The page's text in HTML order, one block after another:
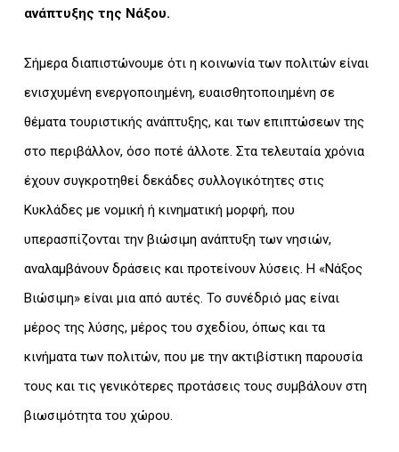
ανάπτυξης της Νάξου.
Σήμερα διαπιστώνουμε ότι η κοινωνία των πολιτών είναι
ενισχυμένη ενεργοποιημένη, ευαισθητοποιημένη σε
θέματα τουριστικής ανάπτυξης, και των επιπτώσεων της
στο περιβάλλον, όσο ποτέ άλλοτε. Στα τελευταία χρόνια
έχουν συγκροτηθεί δεκάδες συλλογικότητες στις
Κυκλάδες με νομική ή κινηματική μορφή, που
υπερασπίζονται την βιώσιμη ανάπτυξη των νησιών,
αναλαμβάνουν δράσεις και προτείνουν λύσεις. Η «Νάξος
Βιώσιμη» είναι μια από αυτές. Το συνέδριό μας είναι
μέρος της λύσης, μέρος του σχεδίου, όπως και τα
κινήματα των πολιτών, που με την ακτιβίστικη παρουσία
τους και τις γενικότερες προτάσεις τους συμβάλουν στη
βιωσιμότητα του χώρου.